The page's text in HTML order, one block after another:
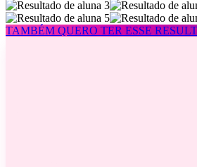
TAMBÉM QUERO TER ESSE